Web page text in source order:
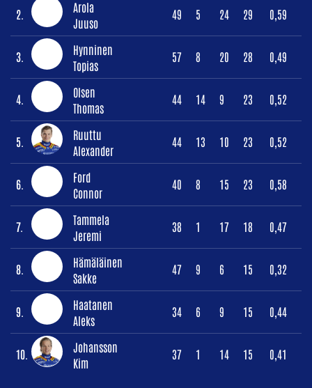
2.
Arola
Juuso
49 5 24 29 0,59
3.
Hynninen
Topias
57 8 20 28 0,49
4.
Olsen
Thomas
44 14 9 23 0,52
5.
Ruuttu
Alexander
44 13 10 23 0,52
6.
Ford
Connor
40 8 15 23 0,58
7.
Tammela
Jeremi
38 1 17 18 0,47
8.
Hämäläinen
Sakke
47 9 6 15 0,32
9.
Haatanen
Aleks
34 6 9 15 0,44
10.
Johansson
Kim
37 1 14 15 0,41